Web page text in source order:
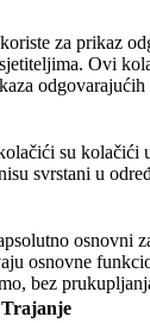
za prikaz
Ovi
odgovarajućih
su kolačići
svrstani u
osnovni
osnovne
bez
Trajanje